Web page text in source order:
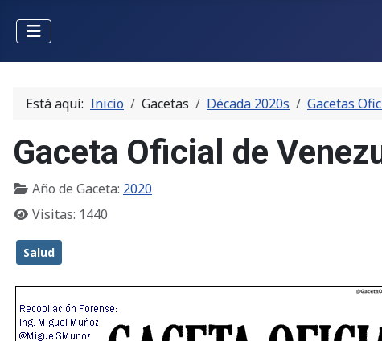
Está aquí: Inicio Gacetas Década 2020s Gacetas
Gaceta Oficial de
Año de Gaceta: 2020
Visitas: 1440
Salud